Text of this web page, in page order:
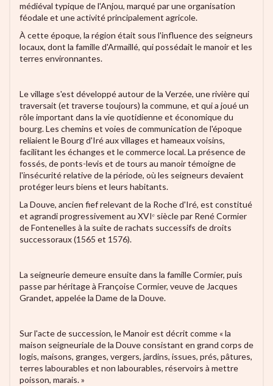
médiéval typique de l'Anjou, marqué par une organisation
féodale et une activité principalement agricole.
À cette époque, la région était sous l'influence des seigneurs
locaux, dont la famille d'Armaillé, qui possédait le manoir et les
terres environnantes.
Le village s'est développé autour de la Verzée, une rivière qui
traversait (et traverse toujours) la commune, et qui a joué un
rôle important dans la vie quotidienne et économique du
bourg. Les chemins et voies de communication de l'époque
reliaient le Bourg d'Iré aux villages et hameaux voisins,
facilitant les échanges et le commerce local. La présence de
fossés, de ponts-levis et de tours au manoir témoigne de
l'insécurité relative de la période, où les seigneurs devaient
protéger leurs biens et leurs habitants.
La Douve, ancien fief relevant de la Roche d'Iré, est constitué
et agrandi progressivement au XVIᵉ siècle par René Cormier
de Fontenelles à la suite de rachats successifs de droits
successoraux (1565 et 1576).
La seigneurie demeure ensuite dans la famille Cormier, puis
passe par héritage à Françoise Cormier, veuve de Jacques
Grandet, appelée la Dame de la Douve.
Sur l'acte de succession, le Manoir est décrit comme « la
maison seigneuriale de la Douve consistant en grand corps de
logis, maisons, granges, vergers, jardins, issues, prés, pâtures,
terres labourables et non labourables, réservoirs à mettre
poisson, marais. »